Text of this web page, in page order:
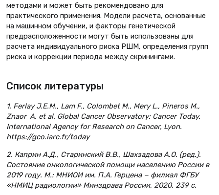
методами и может быть рекомендовано для
практического применения. Модели расчета, основанные
на машинном обучении, и факторы генетической
предрасположенности могут быть использованы для
расчета индивидуального риска РШМ, определения групп
риска и коррекции периода между скринингами.
Список литературы
1. Ferlay J.E.M., Lam F., Colombet M., Mery L., Pineros M.,
Znaor A. et al. Global Cancer Observatory: Cancer Today.
International Agency for Research on Cancer, Lyon.
https://gco.iarc.fr/today
2. Каприн А.Д., Старинский В.В., Шахзадова А.О. (ред.).
Состояние онкологической помощи населению России в
2019 году. М.: МНИОИ им. П.А. Герцена − филиал ФГБУ
«НМИЦ радиологии» Минздрава России, 2020. 239 с.